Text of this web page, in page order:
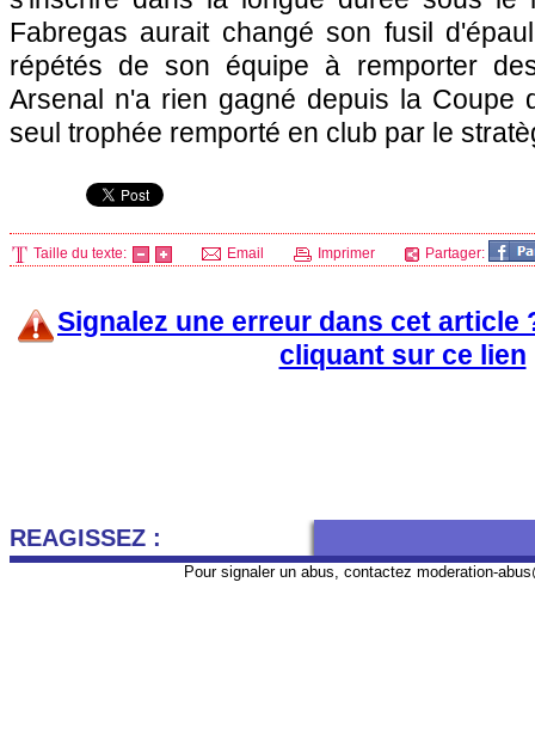
Fabregas aurait changé son fusil
répétés de son équipe à remporter
Arsenal n'a rien gagné depuis la Coupe
seul trophée remporté en club par le
Taille du texte: Email Imprimer Partager:
Signalez une erreur dans cet article
cliquant sur ce lien
REAGISSEZ :
Pour signaler un abus, contactez moderation-